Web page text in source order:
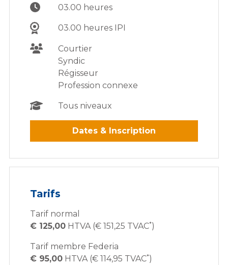
03.00 heures
03.00 heures IPI
Courtier
Syndic
Régisseur
Profession connexe
Tous niveaux
Dates & Inscription
Tarifs
Tarif normal
€ 125,00 HTVA (€ 151,25 TVAC*)
Tarif membre Federia
€ 95,00 HTVA (€ 114,95 TVAC*)